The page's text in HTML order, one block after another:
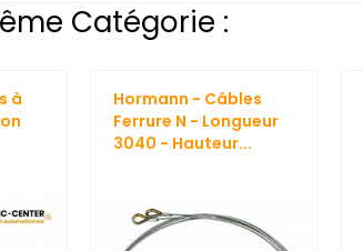
Catégorie :
à
Hormann - Câbles
Ferrure N - Longueur
3040 - Hauteur...